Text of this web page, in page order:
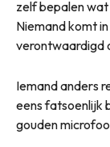
zelf bepalen
Niemand komt
verontwaardigd
Iemand anders
eens fatsoenlijk
gouden